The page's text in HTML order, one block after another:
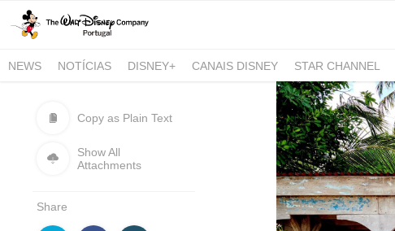
NEWS NOTÍCIAS DISNEY+ CANAIS DISNEY STAR CHANNEL
NATIONAL GEOGRAPHIC AND NATIONAL GEOGRAPHIC WILD
Copy as Plain Text
Show All
Attachments
Share